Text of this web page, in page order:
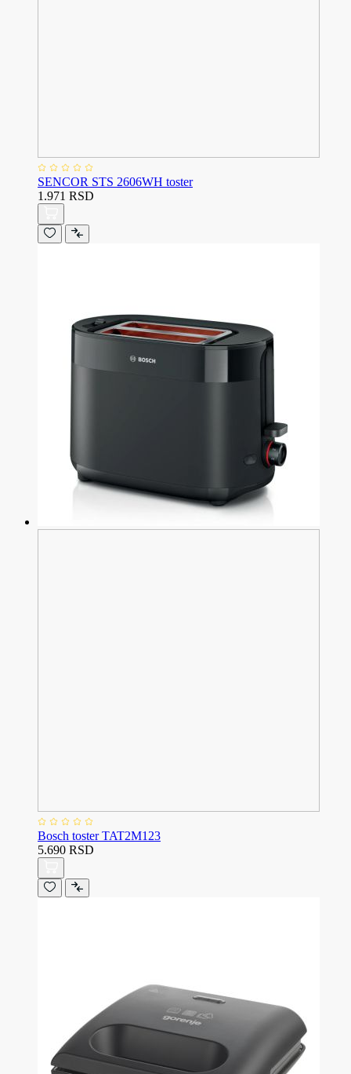
SENCOR STS 2606WH toster
1.971 RSD
Bosch toster TAT2M123
5.690 RSD